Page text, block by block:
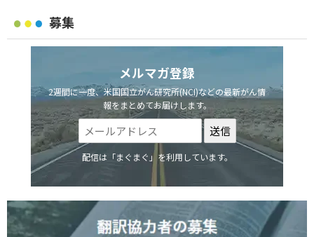
募集
メルマガ登録
2週間に一度、米国国立がん研究所(NCI)などの最新がん情
報をまとめてお届けします。
配信は「まぐまぐ」を利用しています。